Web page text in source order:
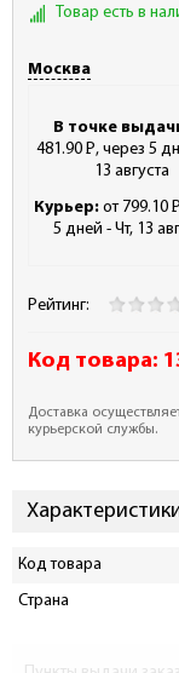
Товар есть в
Москва
В точке
481.90 Р
- , через 5
13 августа
Курьер: от 799.10 Р
-
5 дней - Чт, 13
Рейтинг:
Код товара:
Доставка
курьерской службы.
Код товара
Страна